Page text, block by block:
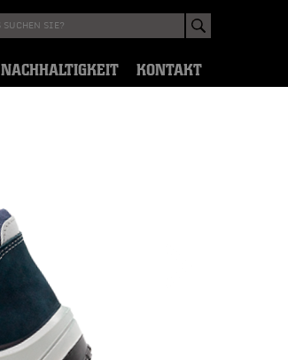
NACHHALTIGKEIT KONTAKT